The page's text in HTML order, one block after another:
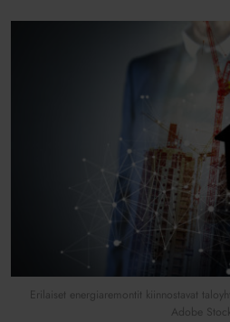
Erilaiset energiaremontit kiinnostavat
Adobe Stock.